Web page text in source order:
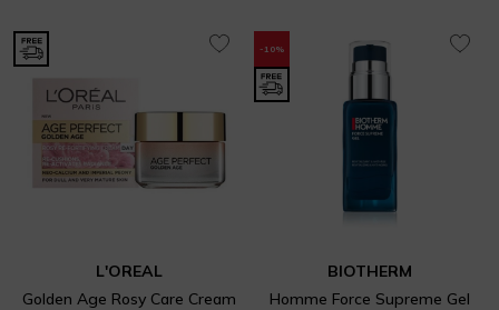
L'OREAL
Golden Age Rosy Care Cream
-10%
BIOTHERM
Homme Force Supreme Gel